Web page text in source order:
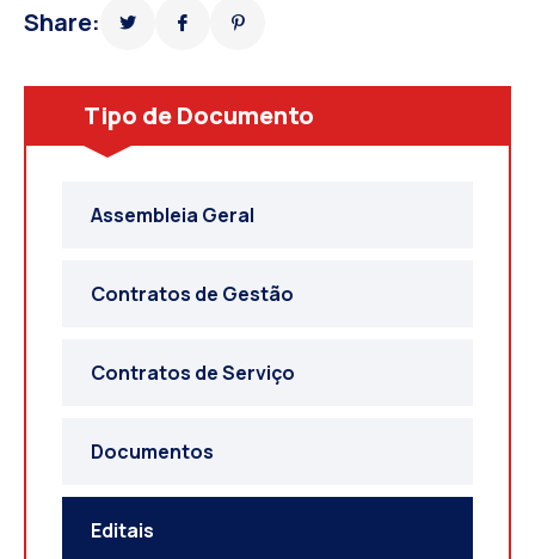
Tipo de Documento
Assembleia Geral
Contratos de Gestão
Contratos de Serviço
Documentos
Editais
Share: